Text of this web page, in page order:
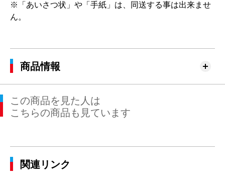
※「あいさつ状」や「手紙」は、同送する事は出来ませ
ん。
商品情報
この商品を見た人は
こちらの商品も見ています
関連リンク